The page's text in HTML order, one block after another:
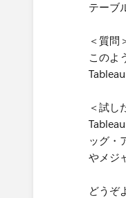
テーブ
＜質問
このよ
＜試し
ッグ・
やメジ
どうぞ